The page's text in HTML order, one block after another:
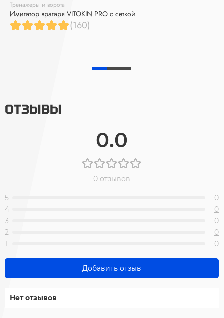
Тренажеры и ворота
Имитатор вратаря VITOKIN PRO с сеткой
(160)
ОТЗЫВЫ
0.0
0 отзывов
5
0
4
0
3
0
2
0
1
0
Добавить отзыв
Нет отзывов